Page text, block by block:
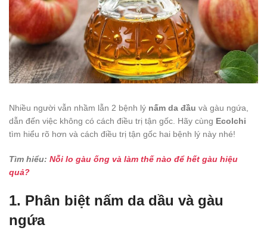
Nhiều người vẫn nhầm lẫn 2 bệnh lý nấm da đầu và gàu ngứa,
dẫn đến việc không có cách điều trị tận gốc. Hãy cùng Ecolchi
tìm hiểu rõ hơn và cách điều trị tận gốc hai bệnh lý này nhé!
Tìm hiểu: Nỗi lo gàu ống và làm thế nào để hết gàu hiệu
quả?
1. Phân biệt nấm da dầu và gàu
ngứa